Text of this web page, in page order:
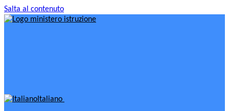
Salta al contenuto
Italiano